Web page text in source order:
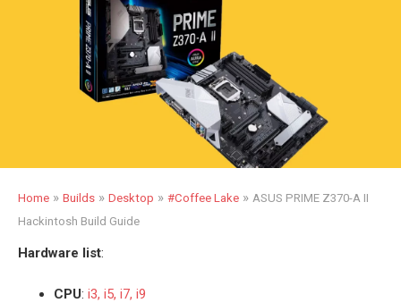
Home » Builds » Desktop » #Coffee Lake » ASUS PRIME Z370-A II
Hackintosh Build Guide
Hardware list:
CPU: i3, i5, i7, i9